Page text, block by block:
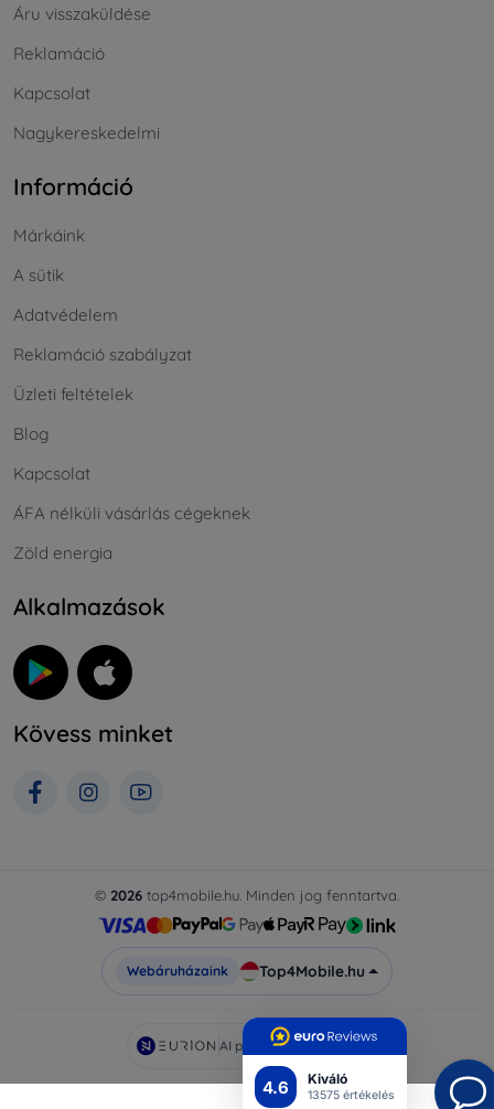
4.6 Kiváló
13575 értékelés
Áru visszaküldése
Reklamáció
Kapcsolat
Nagykereskedelmi
Információ
Márkáink
A sütik
Adatvédelem
Reklamáció szabályzat
Üzleti feltételek
Blog
Kapcsolat
ÁFA nélküli vásárlás cégeknek
Zöld energia
Alkalmazások
Kövess minket
© 2026 top4mobile.hu. Minden jog fenntartva.
Webáruházaink Top4Mobile.hu
AI powered byEurion